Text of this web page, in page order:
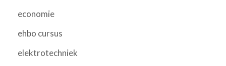
economie
ehbo cursus
elektrotechniek